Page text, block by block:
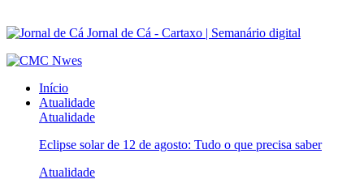
Jornal de Cá - Cartaxo | Semanário digital
Início
Atualidade
Atualidade
Eclipse solar de 12 de agosto: Tudo o que precisa saber
Atualidade